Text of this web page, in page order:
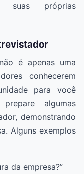
suas próprias
é apenas uma
conhecerem
para você
algumas
demonstrando
Alguns exemplos
da empresa?”